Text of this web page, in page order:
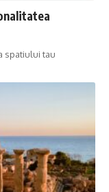
spatiului tau